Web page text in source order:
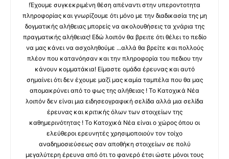
!Έχουμε συγκεκριμένη θέση απέναντι στην υπεροντοτητα
πληροφορίας και γνωρίζουμε ότι μόνο με την διαδικασία της μη
δογματικής αλήθειας μπορείς να ακολουθήσεις τα χνάρια της
πραγματικής αλήθειας! Εδώ λοιπόν θα βρειτε ότι θέλει το πεδίο
να μας κάνει να ασχοληθούμε ...αλλά θα βρείτε και πολλούς
πλέον που κατανόησαν και την πληροφορία του πεδιου την
κάνουν κομματάκια! Είμαστε ομάδα έρευνας και αυτό
σημαίνει ότι δεν έχουμε μαζί μας καμία ταμπέλα που θα μας
απομακρύνει από το φως της αλήθειας ! Το Κατοχικά Νέα
λοιπόν δεν είναι μια ειδησεογραφική σελίδα αλλά μια σελίδα
έρευνας και κριτικής όλων των στοιχείων της
καθημερινότητας ! Το Κατοχικά Νέα είναι ο χώρος όπου οι
ελεύθεροι ερευνητές χρησιμοποιούν τον τοίχο
αναδημοσιεύσεως σαν αποθήκη στοιχείων σε πολύ
μεγαλύτερη έρευνα από ότι το φανερό έτσι ώστε μόνοι τους